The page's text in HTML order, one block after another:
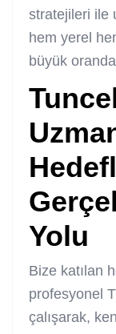
stratejileri ile
hem yerel
büyük
Yolu
Bize katılan
profesyonel
çalışarak,